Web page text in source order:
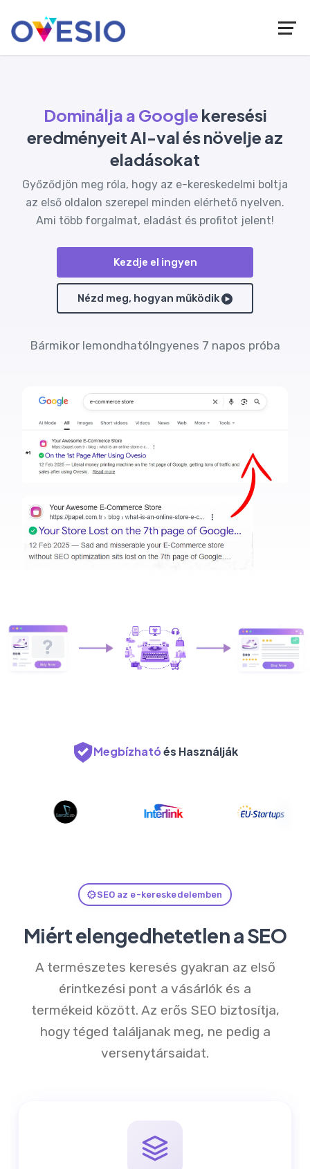
Dominálja a Google keresési
eredményeit AI-val és növelje az
eladásokat
Győződjön meg róla, hogy az e-kereskedelmi boltja
az első oldalon szerepel minden elérhető nyelven.
Ami több forgalmat, eladást és profitot jelent!
Kezdje el ingyen
Nézd meg, hogyan működik
Bármikor lemondhatóIngyenes 7 napos próba
Megbízhatóés Használják
SEO az e-kereskedelemben
Miért elengedhetetlen a SEO
A természetes keresés gyakran az első
érintkezési pont a vásárlók és a
termékeid között. Az erős SEO biztosítja,
hogy téged találjanak meg, ne pedig a
versenytársaidat.